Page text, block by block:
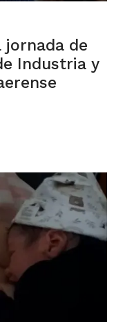
jornada de
Industria y